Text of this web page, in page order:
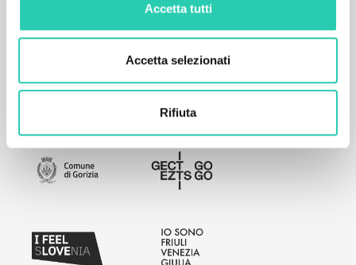
Accetta tutti
Accetta selezionati
Rifiuta